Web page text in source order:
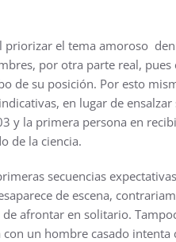
priorizar el tema amoroso
por otra parte real,
de su posición. Por esto
en lugar de
y la primera persona en
de la ciencia.
secuencias
de escena,
afrontar en solitario.
con un hombre casado